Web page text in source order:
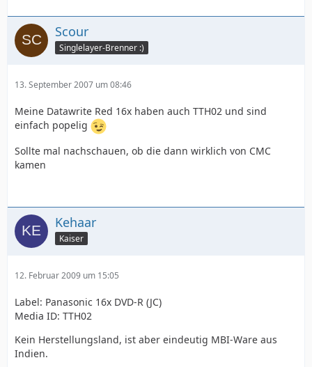
Scour
Singlelayer-Brenner :)
13. September 2007 um 08:46
Meine Datawrite Red 16x haben auch TTH02 und sind
einfach popelig
Sollte mal nachschauen, ob die dann wirklich von CMC
kamen
Kehaar
Kaiser
12. Februar 2009 um 15:05
Label: Panasonic 16x DVD-R (JC)
Media ID: TTH02
Kein Herstellungsland, ist aber eindeutig MBI-Ware aus
Indien.